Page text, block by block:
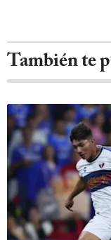
También te